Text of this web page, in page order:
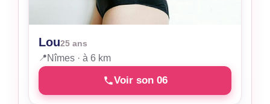
Lou25 ans
📍Nîmes · à 6 km
Voir son 06